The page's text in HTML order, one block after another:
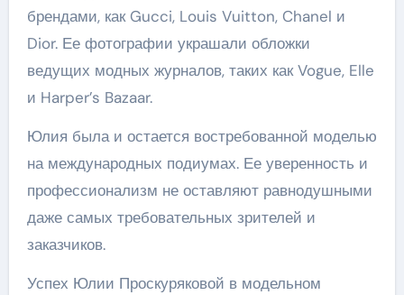
брендами, как Gucci, Louis Vuitton, Chanel и
Dior. Ее фотографии украшали обложки
ведущих модных журналов, таких как Vogue, Elle
и Harper’s Bazaar.
Юлия была и остается востребованной моделью
на международных подиумах. Ее уверенность и
профессионализм не оставляют равнодушными
даже самых требовательных зрителей и
заказчиков.
Успех Юлии Проскуряковой в модельном